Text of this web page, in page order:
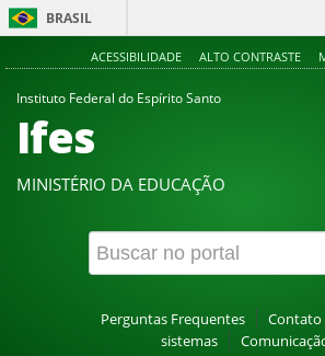
BRASIL
ACESSIBILIDADE ALTO CONTRASTE
Instituto Federal do Espírito Santo
Ifes
MINISTÉRIO DA EDUCAÇÃO
Perguntas Frequentes Contato
sistemas